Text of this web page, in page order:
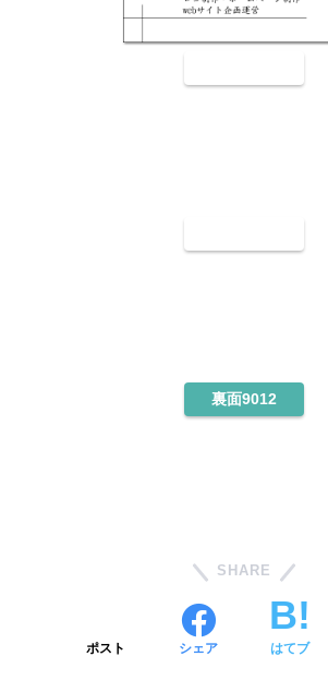
裏面9012
SHARE
ポスト シェア はてブ